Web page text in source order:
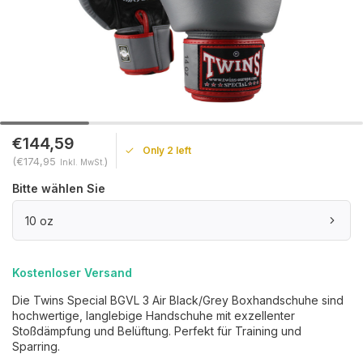
€144,59
(€174,95 Inkl. MwSt. )
Only 2 left
Bitte wählen Sie
10 oz
Kostenloser Versand
Die Twins Special BGVL 3 Air Black/Grey Boxhandschuhe sind
hochwertige, langlebige Handschuhe mit exzellenter
Stoßdämpfung und Belüftung. Perfekt für Training und
Sparring.